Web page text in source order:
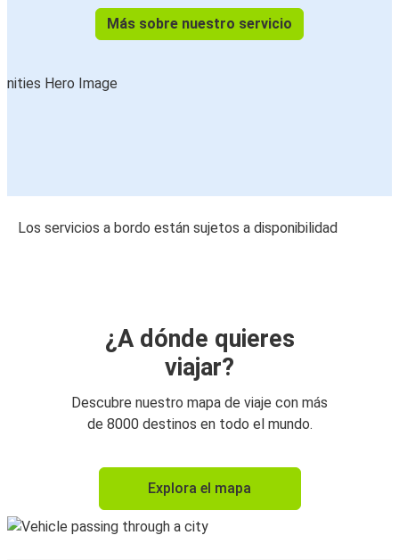
Más sobre nuestro servicio
Los servicios a bordo están sujetos a disponibilidad
¿A dónde quieres
viajar?
Descubre nuestro mapa de viaje con más
de 8000 destinos en todo el mundo.
Explora el mapa